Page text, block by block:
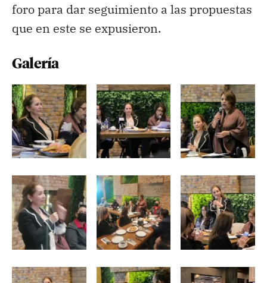
foro para dar seguimiento a las propuestas
que en este se expusieron.
Galería